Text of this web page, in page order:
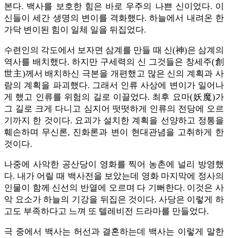
본다. 백사를 보호한 힘은 바로 우주의 나쁜 신이었다. 이
신들이 세간 생명의 변이를 격화했다. 하늘에서 내려온 한
가닥 변이된 힘이 일체 일을 뒤집었다.
수련인의 각도에서 보자면 삼계를 만들 때 신(神)은 삼계의
역사를 배치했다. 하지만 구세력의 신 그것들은 창세주(創
世主)께서 배치하신 극본을 개편했고 많은 신의 계획과 사
람의 계획을 파괴했다. 그래서 인류 사상에 변이가 일어나
게 했고 인류를 위험의 길로 이끌었다. 최후 요마(妖魔)가
그 길로 크게 다니고 심지어 떳떳하게 인류의 전당에 오르
기까지 한 것이다. 요괴가 설치한 계획을 선양하고 정통을
훼손하며 무신론, 진화론과 변이 현대관념을 고취하게 한
것이다.
나중에 사악한 공산당이 영화를 찍어 농촌에 널리 방영했
다. 내가 어릴 때 백사전을 보았는데 영화 마지막에 정사의
인물이 함께 신선의 반열에 오르며 다 기뻐한다. 이것은 사
악 요소가 하늘의 기강을 뒤집은 것이다. 사당은 이렇게 하
고도 부족하다고 느껴 또 텔레비전 드라마를 만들었다.
극 중에서 백사는 허선과 결혼하는데 백사는 이렇게 말한